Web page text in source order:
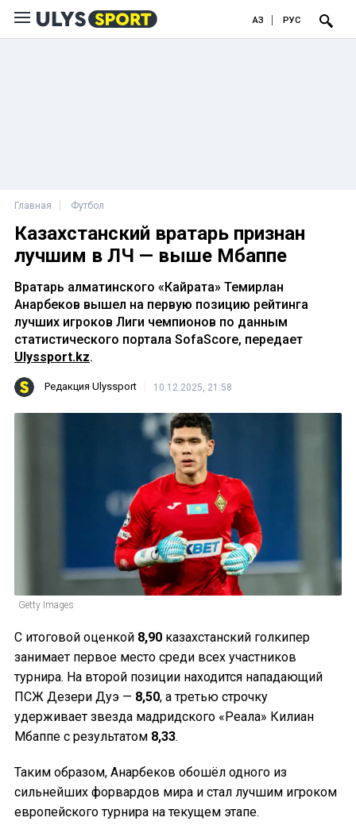
ҚАЗ РУС
Главная Футбол
Казахстанский вратарь признан
лучшим в ЛЧ — выше Мбаппе
Вратарь алматинского «Кайрата» Темирлан
Анарбеков вышел на первую позицию рейтинга
лучших игроков Лиги чемпионов по данным
статистического портала SofaScore, передает
Ulyssport.kz.
Редакция Ulyssport 10.12.2025, 21:58
Getty Images
С итоговой оценкой 8,90 казахстанский голкипер
занимает первое место среди всех участников
турнира. На второй позиции находится нападающий
ПСЖ Дезери Дуэ — 8,50, а третью строчку
удерживает звезда мадридского «Реала» Килиан
Мбаппе с результатом 8,33.
Таким образом, Анарбеков обошёл одного из
сильнейших форвардов мира и стал лучшим игроком
европейского турнира на текущем этапе.